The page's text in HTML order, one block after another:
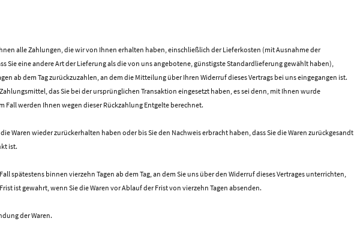
alle Zahlungen, die wir von Ihnen erhalten haben, einschließlich der Lieferkosten (mit Ausnahme der
Sie eine andere Art der Lieferung als die von uns angebotene, günstigste Standardlieferung gewählt haben),
ab dem Tag zurückzuzahlen, an dem die Mitteilung über Ihren Widerruf dieses Vertrags bei uns eingegangen ist.
das Sie bei der ursprünglichen Transaktion eingesetzt haben, es sei denn, mit Ihnen wurde
Fall werden Ihnen wegen dieser Rückzahlung Entgelte berechnet.
Waren wieder zurückerhalten haben oder bis Sie den Nachweis erbracht haben, dass Sie die Waren zurückgesandt
ist.
spätestens binnen vierzehn Tagen ab dem Tag, an dem Sie uns über den Widerruf dieses Vertrages unterrichten,
ist gewahrt, wenn Sie die Waren vor Ablauf der Frist von vierzehn Tagen absenden.
der Waren.